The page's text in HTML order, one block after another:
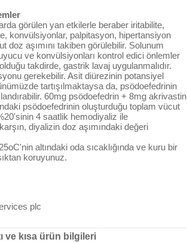
görülen yan etkilerle beraber iritabilite,
konvülsiyonlar, palpitasyon, hipertansiyon
doz aşımını takiben görülebilir. Solunum
ve konvülsiyonları kontrol edici önlemler
takdirde, gastrik lavaj uygulanmalıdır.
gerekebilir. Asit diürezinin potansiyel
tartışılmaktaysa da, psödoefedrinin
60mg psödoefedrin + 8mg akrivastin
psödoefedrinin oluşturduğu toplam vücut
4 saatlik hemodiyaliz ile
diyalizin doz aşımındaki değeri
altındaki oda sıcaklığında ve kuru bir
koruyunuz.
plc
ve kısa ürün bilgileri